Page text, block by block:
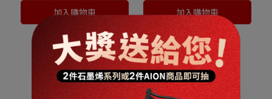
加入購物車 加入購物車